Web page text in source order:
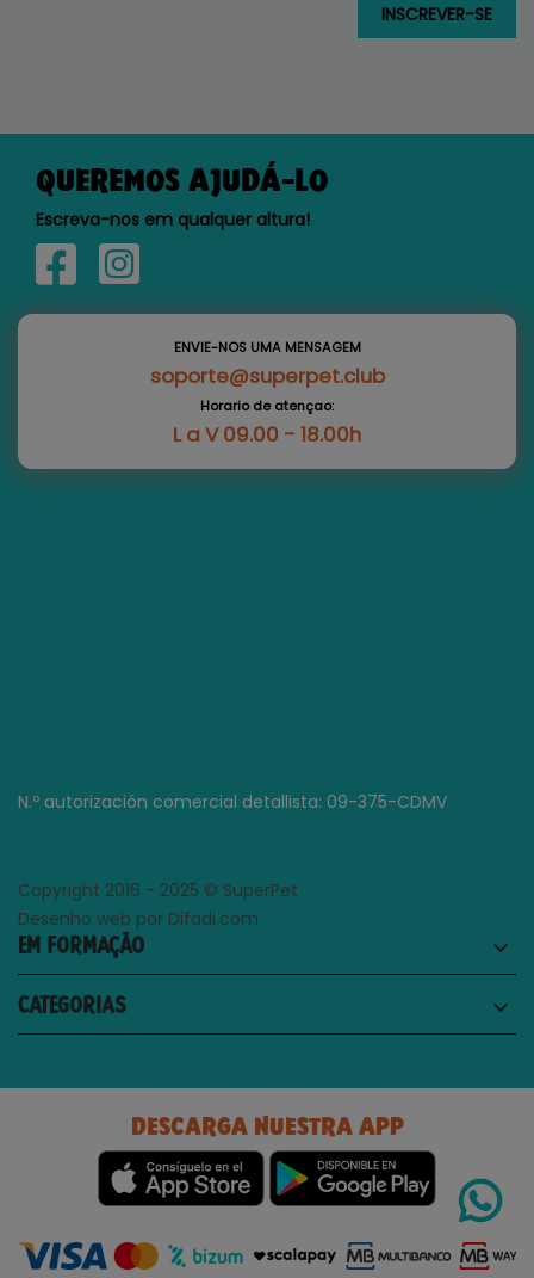
QUEREMOS AJUDÁ-LO
Escreva-nos em qualquer altura!
ENVIE-NOS UMA MENSAGEM
soporte@superpet.club
Horario de atençao:
L a V 09.00 - 18.00h
N.º autorización comercial detallista: 09-375-CDMV
Copyright 2016 - 2025 © SuperPet
Desenho web por Difadi.com
EM FORMAÇÃO keyboard_arrow_down
CATEGORIAS keyboard_arrow_down
DESCARGA NUESTRA APP